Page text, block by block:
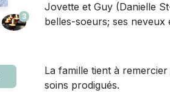
3
Jovette et Guy (Danielle
belles-soeurs; ses neveux
La famille tient à
soins prodigués.